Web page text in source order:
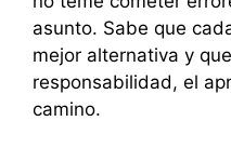
asunto. Sabe que
mejor alternativa y
responsabilidad, el
camino.